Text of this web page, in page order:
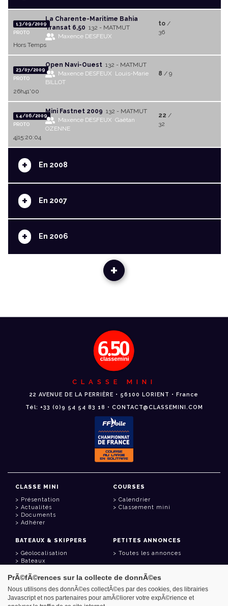
13/09/2009
PROTO
La Charente-Maritime Bahia
Transat 6,50 132 - MATMUT
Maxence DESFEUX
to/
36
Hors Temps
23/07/2009
PROTO
Open Navi-Ouest 132 - MATMUT
Maxence DESFEUX Louis-Marie
BILLOT
8 / 9
26h41'00
14/06/2009
PROTO
Mini Fastnet 2009 132 - MATMUT
Maxence DESFEUX Gaëtan
OZENNE
22 /
32
4j15:20:04
+ En 2008
+ En 2007
+ En 2006
+
CLASSE MINI
22 AVENUE DE LA PERRIÈRE • 56100 LORIENT • France
Tél: +33 (0)9 54 54 83 18 • CONTACT@CLASSEMINI.COM
CLASSE MINI
Présentation
Actualités
Documents
Adhérer
COURSES
Calendrier
Classement mini
BATEAUX & SKIPPERS
Géolocalisation
Bateaux
PETITES ANNONCES
Toutes les annonces
LIENS UTILES
Espace adhérent
PrÃ©fÃ©rences sur la collecte de donnÃ©es
Nous utilisons des donnÃ©es collectÃ©es par des cookies, des librairies
Javascript et nos partenaires pour amÃ©liorer votre expÃ©rience et